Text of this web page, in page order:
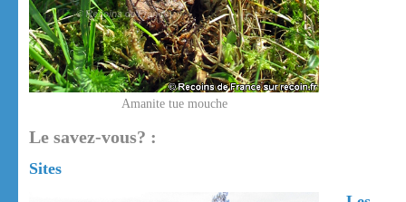
Amanite tue mouche
Le savez-vous? :
Sites